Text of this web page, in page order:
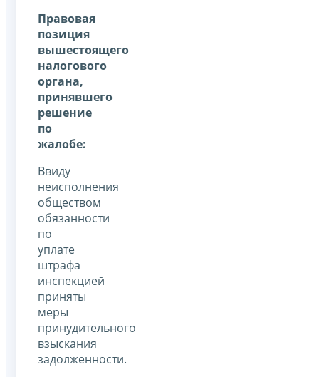
Правовая
позиция
вышестоящего
налогового
органа,
принявшего
решение
по
жалобе:
Ввиду
неисполнения
обществом
обязанности
по
уплате
штрафа
инспекцией
приняты
меры
принудительного
взыскания
задолженности.